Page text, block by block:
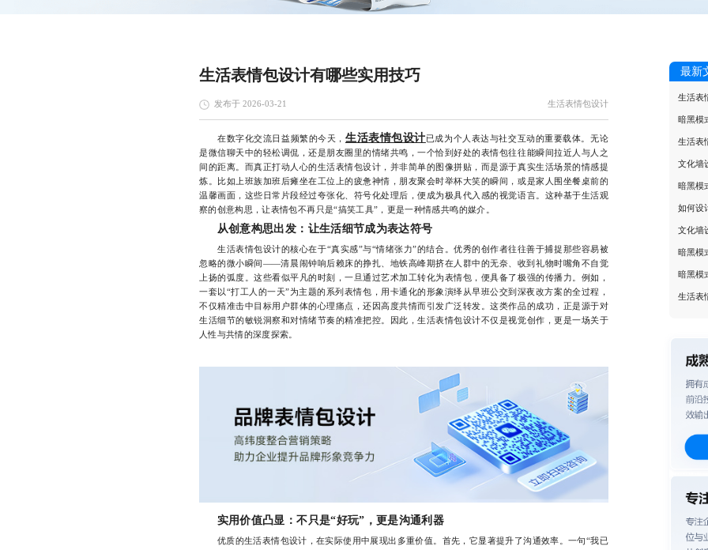
生活表情包设计有哪些实用技巧
发布于 2026-03-21 生活表情包设计
在数字化交流日益频繁的今天， 生活表情包设计已成为个人表达与社交互动的重要载体。无论
是微信聊天中的轻松调侃，还是朋友圈里的情绪共鸣，一个恰到好处的表情包往往能瞬间拉近人与人之
间的距离。而真正打动人心的生活表情包设计，并非简单的图像拼贴，而是源于真实生活场景的情感提
炼。比如上班族加班后瘫坐在工位上的疲惫神情，朋友聚会时举杯大笑的瞬间，或是家人围坐餐桌前的
温馨画面，这些日常片段经过夸张化、符号化处理后，便成为极具代入感的视觉语言。这种基于生活观
察的创意构思，让表情包不再只是“搞笑工具”，更是一种情感共鸣的媒介。
从创意构思出发：让生活细节成为表达符号
生活表情包设计的核心在于“真实感”与“情绪张力”的结合。优秀的创作者往往善于捕捉那些容易被
忽略的微小瞬间——清晨闹钟响后赖床的挣扎、地铁高峰期挤在人群中的无奈、收到礼物时嘴角不自觉
上扬的弧度。这些看似平凡的时刻，一旦通过艺术加工转化为表情包，便具备了极强的传播力。例如，
一套以“打工人的一天”为主题的系列表情包，用卡通化的形象演绎从早班公交到深夜改方案的全过程，
不仅精准击中目标用户群体的心理痛点，还因高度共情而引发广泛转发。这类作品的成功，正是源于对
生活细节的敏锐洞察和对情绪节奏的精准把控。因此，生活表情包设计不仅是视觉创作，更是一场关于
人性与共情的深度探索。
实用价值凸显：不只是“好玩”，更是沟通利器
优质的生活表情包设计，在实际使用中展现出多重价值。首先，它显著提升了沟通效率。一句“我已
最新
生活表
暗黑模
生活表
文化墙
暗黑模
如何设
文化墙
暗黑模
暗黑模
生活表